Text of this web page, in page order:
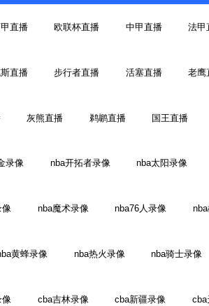
直播 欧联杯直播 中甲直播 法甲
直播 步行者直播 活塞直播 老鹰
灰熊直播 鹈鹕直播 国王直播
录像 nba开拓者录像 nba太阳录像
像 nba魔术录像 nba76人录像
黄蜂录像 nba热火录像 nba骑士录像
像 cba吉林录像 cba新疆录像 cba